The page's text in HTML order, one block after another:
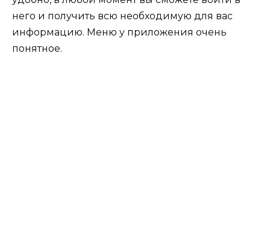
него и получить всю необходимую для вас
информацию. Меню у приложения очень
понятное.